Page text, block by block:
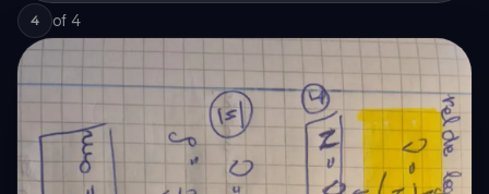
4 of 4